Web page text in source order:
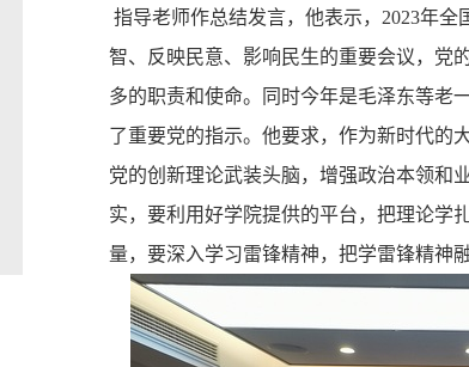
指导老师作总结发言，他表示，2023年
智、反映民意、影响民生的重要会议，党
多的职责和使命。同时今年是毛泽东等老
了重要党的指示。他要求，作为新时代的
党的创新理论武装头脑，增强政治本领和
实，要利用好学院提供的平台，把理论学
量，要深入学习雷锋精神，把学雷锋精神